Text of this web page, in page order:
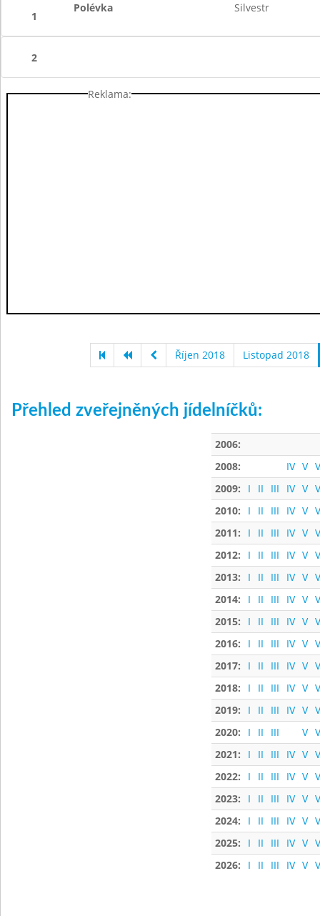
1
Polévka Silvestr
2
Reklama:
Říjen 2018 Listopad 2018
Přehled zveřejněných jídelníčků:
2006:
2008:
IV V
2009:
I II III IV V
2010:
I II III IV V
2011:
I II III IV V
2012:
I II III IV V
2013:
I II III IV V
2014:
I II III IV V
2015:
I II III IV V
2016:
I II III IV V
2017:
I II III IV V
2018:
I II III IV V
2019:
I II III IV V
2020:
I II III V
2021:
I II III IV V
2022:
I II III IV V
2023:
I II III IV V
2024:
I II III IV V
2025:
I II III IV V
2026:
I II III IV V